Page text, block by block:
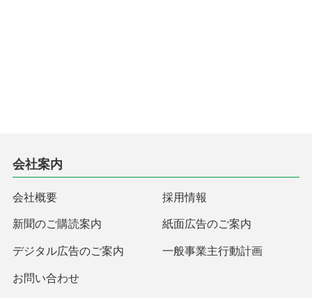
会社案内
会社概要 採用情報
新聞のご購読案内 紙面広告のご案内
デジタル広告のご案内 一般事業主行動計画
お問い合わせ